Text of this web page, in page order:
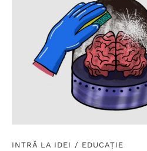
INTRĂ LA IDEI / EDUCAȚIE